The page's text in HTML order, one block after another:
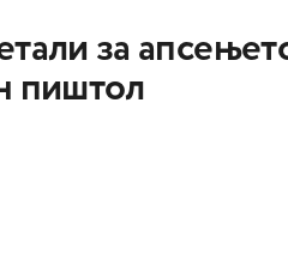
за
пиштол